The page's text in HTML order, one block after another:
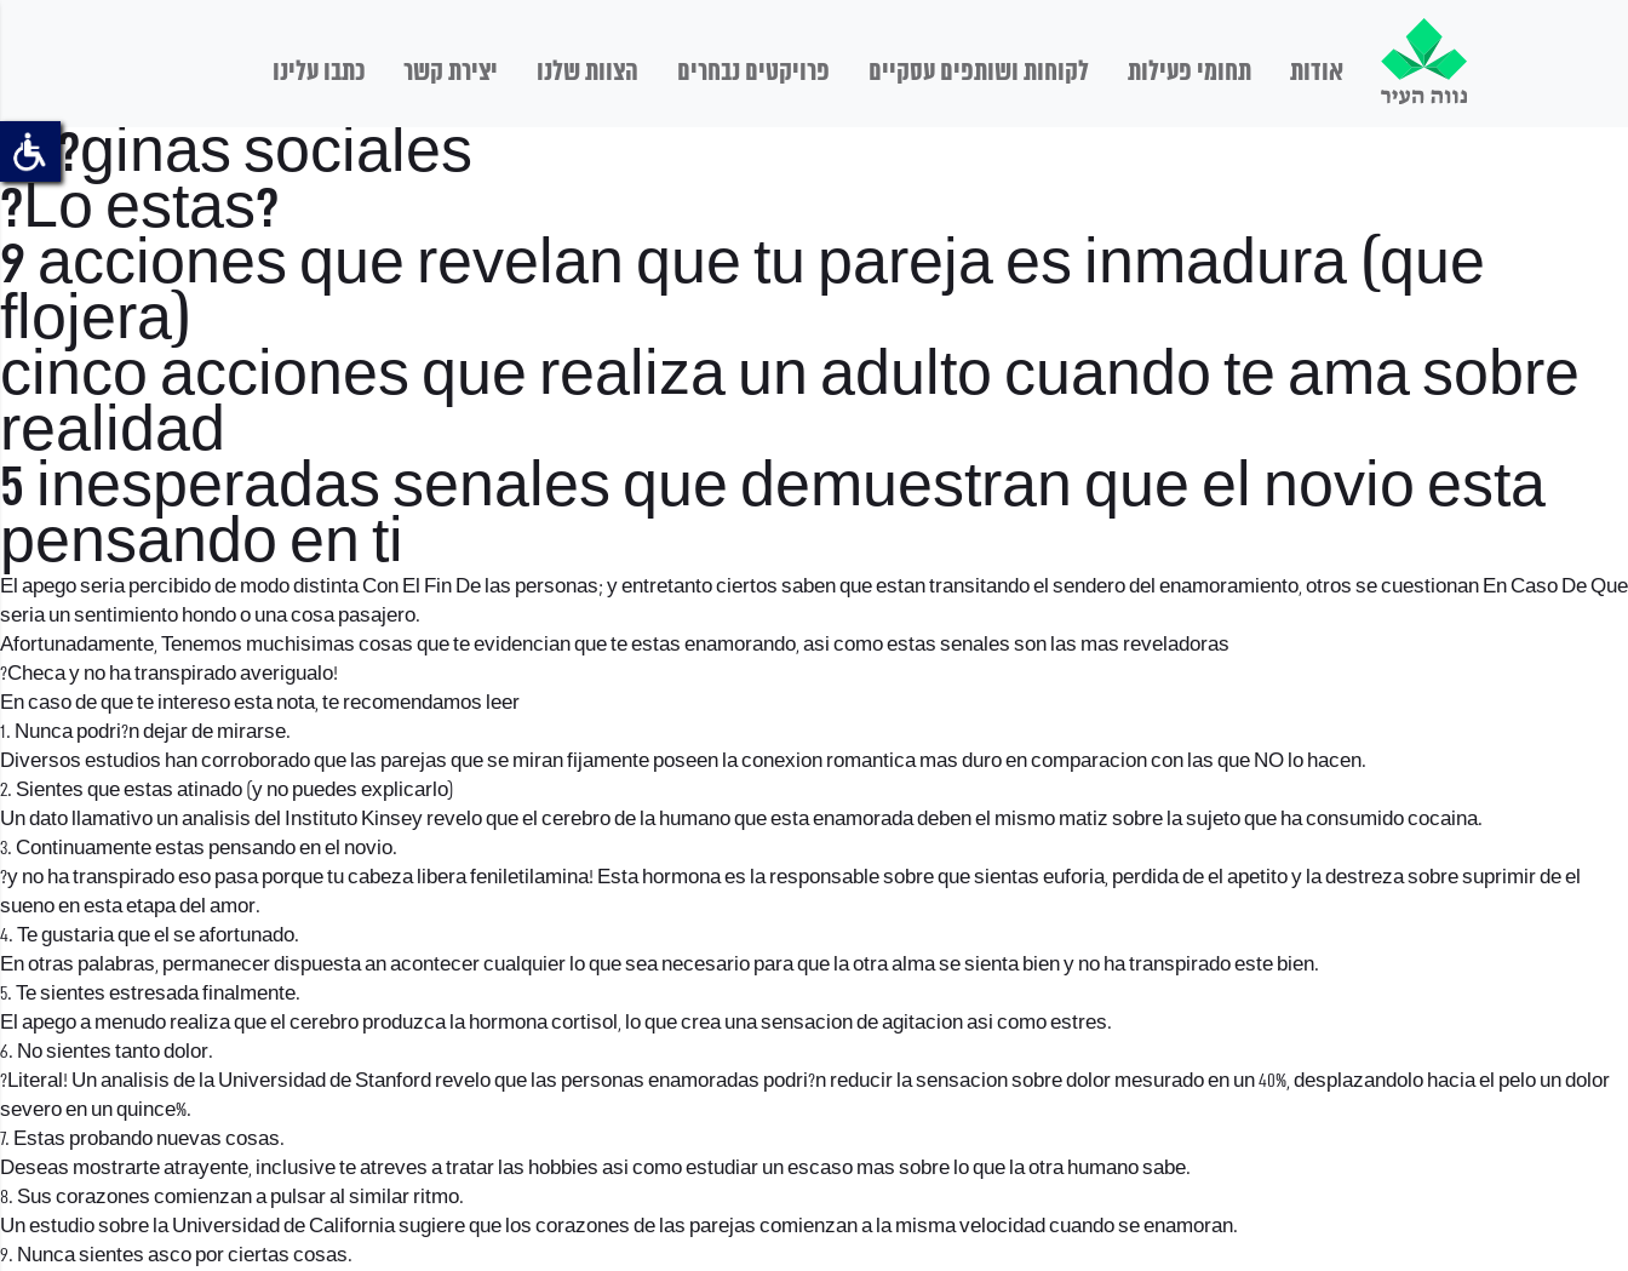
אודות תחומי פעילות לקוחות ושותפים עסקיים פרויקטים נבחרים הצוות שלנו יצירת קשר כתבו עלינו
Pi?ginas sociales
?Lo estas?
9 acciones que revelan que tu pareja es inmadura (que
flojera)
cinco acciones que realiza un adulto cuando te ama sobre
realidad
5 inesperadas senales que demuestran que el novio esta
pensando en ti
El apego seri­a percibido de modo distinta Con El Fin De las personas; y entretanto ciertos saben que estan transitando el sendero del enamoramiento, otros se cuestionan En Caso De Que
seri­a un sentimiento hondo o una cosa pasajero.
Afortunadamente, Tenemos muchisimas cosas que te evidencian que te estas enamorando, asi­ como estas senales son las mas reveladoras
?Checa y no ha transpirado averigualo!
En caso de que te intereso esta nota, te recomendamos leer
1. Nunca podri?n dejar de mirarse.
Diversos estudios han corroborado que las parejas que se miran fijamente poseen la conexion romantica mas duro en comparacion con las que NO lo hacen.
2. Sientes que estas atinado (y no puedes explicarlo)
Un dato llamativo un analisis del Instituto Kinsey revelo que el cerebro de la humano que esta enamorada deben el mismo matiz sobre la sujeto que ha consumido cocaina.
3. Continuamente estas pensando en el novio.
?y no ha transpirado eso pasa porque tu cabeza libera feniletilamina! Esta hormona es la responsable sobre que sientas euforia, perdida de el apetito y la destreza sobre suprimir de el
sueno en esta etapa del amor.
4. Te gustaria que el se afortunado.
En otras palabras, permanecer dispuesta an acontecer cualquier lo que sea necesario para que la otra alma se sienta bien y no ha transpirado este bien.
5. Te sientes estresada finalmente.
El apego a menudo realiza que el cerebro produzca la hormona cortisol, lo que crea una sensacion de agitacion asi­ como estres.
6. No sientes tanto dolor.
?Literal! Un analisis de la Universidad de Stanford revelo que las personas enamoradas podri?n reducir la sensacion sobre dolor mesurado en un 40%, desplazandolo hacia el pelo un dolor
severo en un quince%.
7. Estas probando nuevas cosas.
Deseas mostrarte atrayente, inclusive te atreves a tratar las hobbies asi­ como estudiar un escaso mas sobre lo que la otra humano sabe.
8. Sus corazones comienzan a pulsar al similar ritmo.
Un estudio sobre la Universidad de California sugiere que los corazones de las parejas comienzan a la misma velocidad cuando se enamoran.
9. Nunca sientes asco por ciertas cosas.